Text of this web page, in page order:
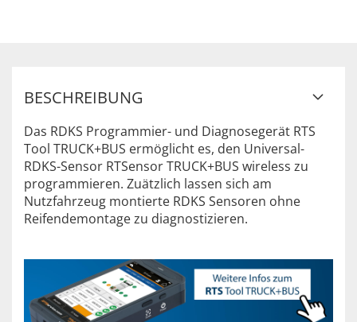
BESCHREIBUNG
Das RDKS Programmier- und Diagnosegerät RTS
Tool TRUCK+BUS ermöglicht es, den Universal-
RDKS-Sensor RTSensor TRUCK+BUS wireless zu
programmieren. Zuätzlich lassen sich am
Nutzfahrzeug montierte RDKS Sensoren ohne
Reifendemontage zu diagnostizieren.